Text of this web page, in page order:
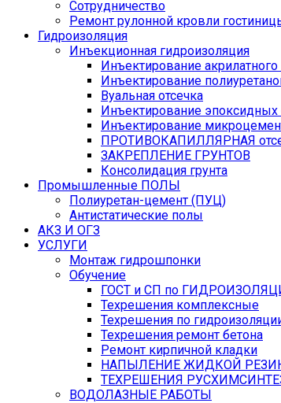
Сотрудничество
Ремонт рулонной кровли
Гидроизоляция
Инъекционная гидроизоляция
Инъектирование акрилатного
Инъектирование
Вуальная отсечка
Инъектирование
Инъектирование
ПРОТИВОКАПИЛЛЯРНАЯ
ЗАКРЕПЛЕНИЕ ГРУНТОВ
Консолидация грунта
Промышленные ПОЛЫ
Полиуретан-цемент (ПУЦ)
Антистатические полы
АКЗ И ОГЗ
УСЛУГИ
Монтаж гидрошпонки
Обучение
ГОСТ и СП по
Техрешения комплексные
Техрешения по
Техрешения ремонт бетона
Ремонт кирпичной кладки
НАПЫЛЕНИЕ ЖИДКОЙ
ТЕХРЕШЕНИЯ
ВОДОЛАЗНЫЕ РАБОТЫ